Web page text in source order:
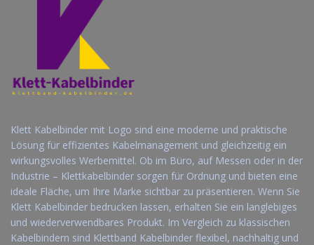
Klett Kabelbinder mit Logo sind eine moderne und praktische
Lösung für effizientes Kabelmanagement und gleichzeitig ein
wirkungsvolles Werbemittel. Ob im Büro, auf Messen oder in der
Industrie – Klettkabelbinder sorgen für Ordnung und bieten eine
ideale Fläche, um Ihre Marke sichtbar zu präsentieren. Wenn Sie
Klett Kabelbinder bedrucken lassen, erhalten Sie ein langlebiges
und wiederverwendbares Produkt. Im Vergleich zu klassischen
Kabelbindern sind Klettband Kabelbinder flexibel, nachhaltig und